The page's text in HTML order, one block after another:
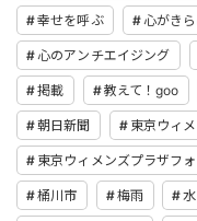
幸せを呼ぶ 心がき
心のアンチエイジング
掲載 教えて！goo
朝日新聞 東京ウィ
東京ウィメンズプラザフ
桶川市 梅雨